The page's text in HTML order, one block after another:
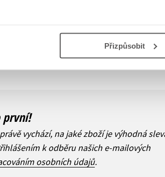
Přizpůsobit
první!
vychází, na jaké zboží je výhodná
k odběru našich e-mailových
osobních údajů.